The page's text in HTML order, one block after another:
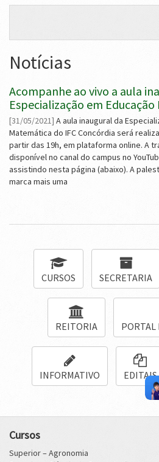
Notícias
Acompanhe ao vivo a aula
Especialização em
[31/05/2021] A aula inaugural da
Matemática do IFC Concórdia será
partir das 19h, em plataforma online. A
disponível no canal do campus no
assistindo nesta página (abaixo). A
marca mais uma
CURSOS SECRETARIA
REITORIA PORTAL
INFORMATIVO EDITAIS
Cursos
Superior – Agronomia